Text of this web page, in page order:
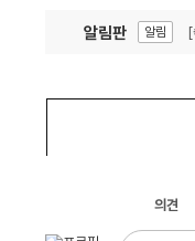
알림판 알림
의견